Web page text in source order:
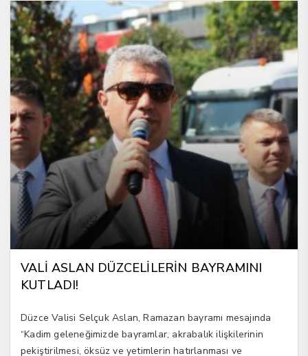
VALİ ASLAN DÜZCELİLERİN BAYRAMINI
KUTLADI!
Düzce Valisi Selçuk Aslan, Ramazan bayramı mesajında
“Kadim geleneğimizde bayramlar, akrabalık ilişkilerinin
pekiştirilmesi, öksüz ve yetimlerin hatırlanması ve